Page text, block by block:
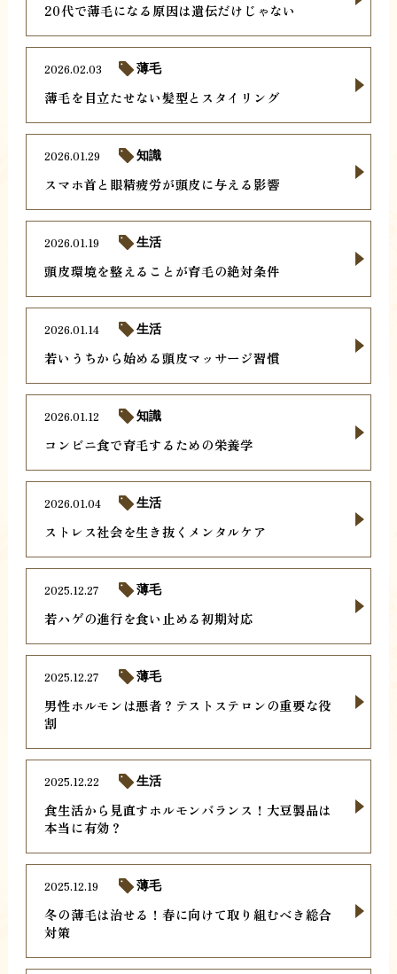
20代で薄毛になる原因は遺伝だけじゃない
薄毛を目立たせない髪型とスタイリング
2026.02.03 薄毛
スマホ首と眼精疲労が頭皮に与える影響
2026.01.29 知識
頭皮環境を整えることが育毛の絶対条件
2026.01.19 生活
若いうちから始める頭皮マッサージ習慣
2026.01.14 生活
コンビニ食で育毛するための栄養学
2026.01.12 知識
ストレス社会を生き抜くメンタルケア
2026.01.04 生活
若ハゲの進行を食い止める初期対応
2025.12.27 薄毛
男性ホルモンは悪者？テストステロンの重要な役
割
2025.12.27 薄毛
食生活から見直すホルモンバランス！大豆製品は
本当に有効？
2025.12.22 生活
冬の薄毛は治せる！春に向けて取り組むべき総合
対策
2025.12.19 薄毛